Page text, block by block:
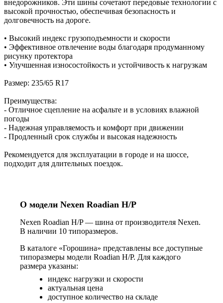
внедорожников. Эти шины сочетают передовые технологии с
высокой прочностью, обеспечивая безопасность и
долговечность на дороге.
• Высокий индекс грузоподъемности и скорости
• Эффективное отвлечение воды благодаря продуманному
рисунку протектора
• Улучшенная износостойкость и устойчивость к нагрузкам
Размер: 235/65 R17
Преимущества:
- Отличное сцепление на асфальте и в условиях влажной
погоды
- Надежная управляемость и комфорт при движении
- Продленный срок службы и высокая надежность
Рекомендуется для эксплуатации в городе и на шоссе,
подходит для длительных поездок.
О модели Nexen Roadian H/P
Nexen Roadian H/P — шина от производителя Nexen.
В наличии 10 типоразмеров.
В каталоге «Горошина» представлены все доступные
типоразмеры модели Roadian H/P. Для каждого
размера указаны:
индекс нагрузки и скорости
актуальная цена
доступное количество на складе